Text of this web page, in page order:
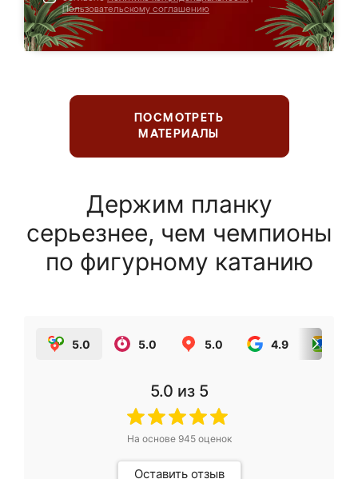
Пользовательскому соглашению
ПОСМОТРЕТЬ
МАТЕРИАЛЫ
Держим планку
серьезнее, чем чемпионы
по фигурному катанию
5.0 5.0 5.0 4.9
5.0 из 5
На основе 945оценок
Оставить отзыв